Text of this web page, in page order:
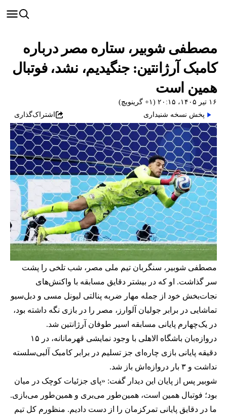
مصطفی شوبیر، ستاره مصر درباره
کامبک آرژانتین: جنگیدیم، نشد، فوتبال
همین است
۱۶ تیر ۱۴۰۵، ۲۰:۱۵ (‎+۱ گرینویچ)
پخش نسخه شنیداری
اشتراک‌گذاری
مصطفی شوبیر، سنگربان تیم ملی مصر، شب تلخی را پشت
سر گذاشت. او که در بیشتر دقایق مسابقه با واکنش‌های
نجات‌بخش خود از جمله مهار ضربه پنالتی لیونل مسی و دبل‌سیو
تماشایی در برابر جولیان آلوارز، مصر را در بازی نگه داشته بود،
در یک‌چهارم پایانی مسابقه اسیر طوفان آرژانتین شد.
دروازه‌بان باشگاه الاهلی با وجود نمایشی قهرمانانه، در ۱۵
دقیقه پایانی بازی چاره‌ای جز تسلیم در برابر کامبک آلبی‌سلسته
نداشت و ۳ بار دروازه‌اش باز شد.
شوبیر پس از پایان این دیدار گفت: «پای جزئیات کوچک در میان
بود؛ فوتبال همین است، همین‌طور می‌بری و همین‌طور می‌بازی.
ما در دقایق پایانی تمرکزمان را از دست دادیم. منظورم کل تیم